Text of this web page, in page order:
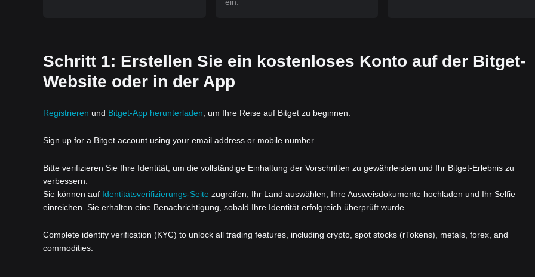
Schritt 1: Erstellen Sie ein kostenloses Konto auf der Bitget-
Website oder in der App
Registrieren und Bitget-App herunterladen , um Ihre Reise auf Bitget zu beginnen.
Sign up for a Bitget account using your email address or mobile number.
Bitte verifizieren Sie Ihre Identität, um die vollständige Einhaltung der Vorschriften zu gewährleisten und Ihr Bitget-Erlebnis zu
verbessern.
Sie können auf Identitätsverifizierungs-Seite zugreifen, Ihr Land auswählen, Ihre Ausweisdokumente hochladen und Ihr Selfie
einreichen. Sie erhalten eine Benachrichtigung, sobald Ihre Identität erfolgreich überprüft wurde.
Complete identity verification (KYC) to unlock all trading features, including crypto, spot stocks (rTokens), metals, forex, and
commodities.